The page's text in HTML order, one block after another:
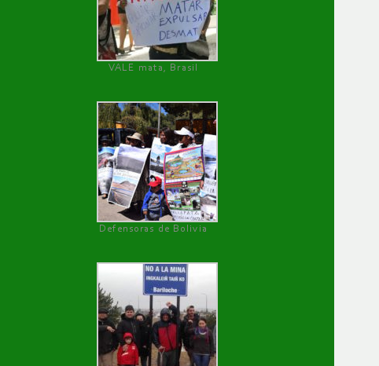
VALE mata, Brasil
Defensoras de Bolivia